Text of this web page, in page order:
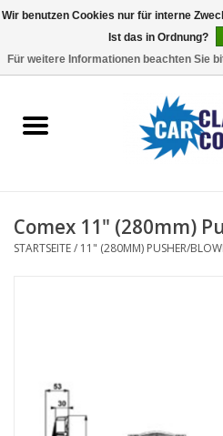
Komplette Kits
Controller
Comex 11" (280mm)
STARTSEITE/ 11" (280MM) PUSHER/
Wir benutzen Cookies nur für interne
Ist das in Ordnung?
Für weitere Informationen beachten Sie